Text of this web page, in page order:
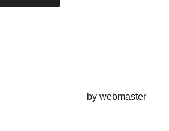
by webmaster